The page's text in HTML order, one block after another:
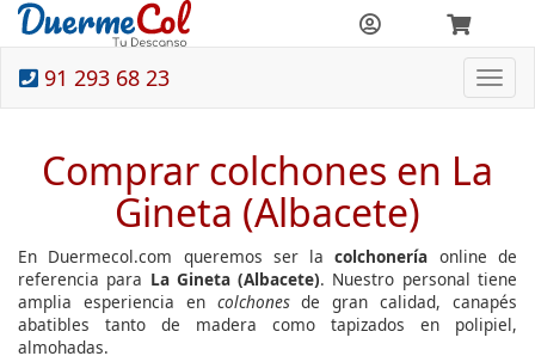
91 293 68 23
Comprar colchones en La
Gineta (Albacete)
En Duermecol.com queremos ser lacolchonería online de
referencia para La Gineta (Albacete). Nuestro personal tiene
amplia esperiencia en colchonesde gran calidad, canapés
abatibles tanto de madera como tapizados en polipiel,
almohadas.